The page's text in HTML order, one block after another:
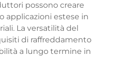
possono creare
applicazioni estese in
La versatilità del
di raffreddamento
a lungo termine in